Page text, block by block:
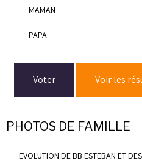
MAMAN
PAPA
Voter Voir les
PHOTOS DE FAMILLE
EVOLUTION DE BB ESTEBAN ET